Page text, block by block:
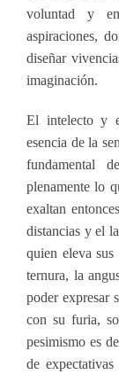
voluntad y
aspiraciones,
diseñar
imaginación.
El intelecto y
esencia de la
fundamental
plenamente lo
exaltan
distancias y el
quien eleva
ternura, la
poder expresar
con su furia,
pesimismo es
de